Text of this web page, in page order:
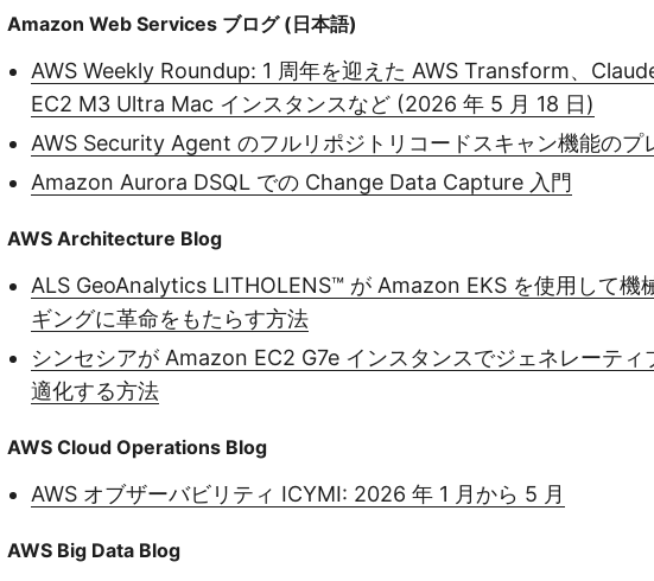
Amazon Web Services ブログ (日本語)
AWS Weekly Roundup: 1 周年を迎えた AWS Transform、
EC2 M3 Ultra Mac インスタンスなど (2026 年 5 月 18 日)
AWS Security Agent のフルリポジトリコードスキャン機能のプ
Amazon Aurora DSQL での Change Data Capture 入門
AWS Architecture Blog
ALS GeoAnalytics LITHOLENS™ が Amazon EKS を使用して機
ギングに革命をもたらす方法
シンセシアが Amazon EC2 G7e インスタンスでジェネレーティ
適化する方法
AWS Cloud Operations Blog
AWS オブザーバビリティ ICYMI: 2026 年 1 月から 5 月
AWS Big Data Blog